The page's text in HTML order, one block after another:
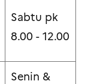
Sabtu pk
8.00 - 12.00
Senin &